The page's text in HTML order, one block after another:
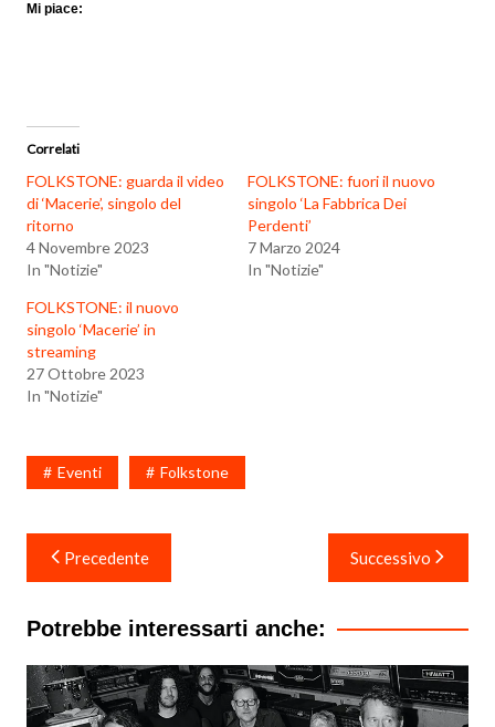
Mi piace:
Correlati
FOLKSTONE: guarda il video
di ‘Macerie’, singolo del
ritorno
4 Novembre 2023
In "Notizie"
FOLKSTONE: fuori il nuovo
singolo ‘La Fabbrica Dei
Perdenti’
7 Marzo 2024
In "Notizie"
FOLKSTONE: il nuovo
singolo ‘Macerie’ in
streaming
27 Ottobre 2023
In "Notizie"
Eventi Folkstone
Navigazione
articoli
Precedente Successivo
Potrebbe interessarti anche: